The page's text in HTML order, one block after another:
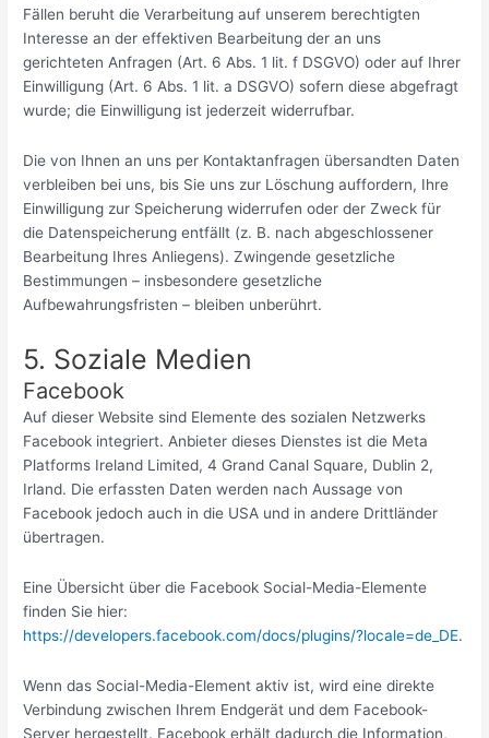
Fällen beruht die Verarbeitung auf unserem berechtigten
Interesse an der effektiven Bearbeitung der an uns
gerichteten Anfragen (Art. 6 Abs. 1 lit. f DSGVO) oder auf Ihrer
Einwilligung (Art. 6 Abs. 1 lit. a DSGVO) sofern diese abgefragt
wurde; die Einwilligung ist jederzeit widerrufbar.
Die von Ihnen an uns per Kontaktanfragen übersandten Daten
verbleiben bei uns, bis Sie uns zur Löschung auffordern, Ihre
Einwilligung zur Speicherung widerrufen oder der Zweck für
die Datenspeicherung entfällt (z. B. nach abgeschlossener
Bearbeitung Ihres Anliegens). Zwingende gesetzliche
Bestimmungen – insbesondere gesetzliche
Aufbewahrungsfristen – bleiben unberührt.
5. Soziale Medien
Facebook
Auf dieser Website sind Elemente des sozialen Netzwerks
Facebook integriert. Anbieter dieses Dienstes ist die Meta
Platforms Ireland Limited, 4 Grand Canal Square, Dublin 2,
Irland. Die erfassten Daten werden nach Aussage von
Facebook jedoch auch in die USA und in andere Drittländer
übertragen.
Eine Übersicht über die Facebook Social-Media-Elemente
finden Sie hier:
https://developers.facebook.com/docs/plugins/?locale=de_DE.
Wenn das Social-Media-Element aktiv ist, wird eine direkte
Verbindung zwischen Ihrem Endgerät und dem Facebook-
Server hergestellt. Facebook erhält dadurch die Information,